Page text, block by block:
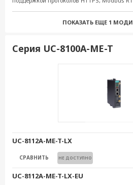
671.61 $ СРАВНИТЬ
UC-8112-ME-T-LXПОКАЗАТЬ ЕЩЕ 1
Серия UC-8100A-ME-T
UC-8112A-ME-T-LX
СРАВНИТЬ НЕ ДОСТУПНО
UC-8112A-ME-T-LX-EU